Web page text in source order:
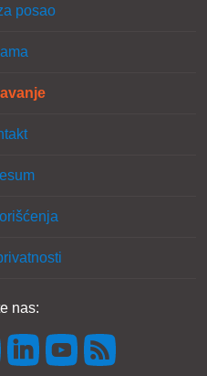
posao
nas: